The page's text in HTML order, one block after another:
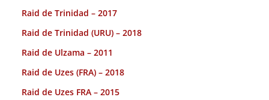
Raid de Trinidad – 2017
Raid de Trinidad (URU) – 2018
Raid de Ulzama – 2011
Raid de Uzes (FRA) – 2018
Raid de Uzes FRA – 2015